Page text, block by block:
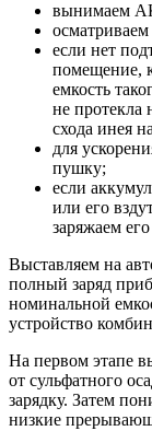
вынимаем
осматриваем
если нет
помещение,
емкость
не протекла
схода инея
для
пушку;
если
или его
заряжаем
Выставляем на
полный заряд
номинальной
устройство
На первом этапе
от сульфатного
зарядку. Затем
низкие